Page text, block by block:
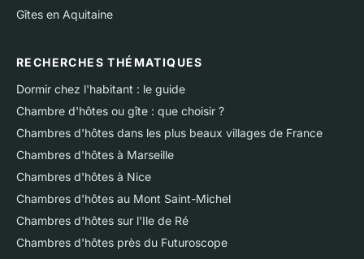
Gîtes en Aquitaine
RECHERCHES THÉMATIQUES
Dormir chez l'habitant : le guide
Chambre d'hôtes ou gîte : que choisir ?
Chambres d'hôtes dans les plus beaux villages de France
Chambres d'hôtes à Marseille
Chambres d'hôtes à Nice
Chambres d'hôtes au Mont Saint-Michel
Chambres d'hôtes sur l'Ile de Ré
Chambres d'hôtes près du Futuroscope